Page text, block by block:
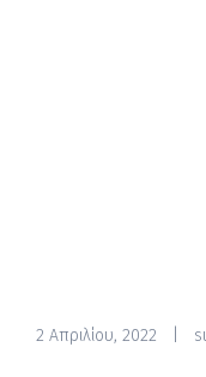
2 Απριλίου, 2022